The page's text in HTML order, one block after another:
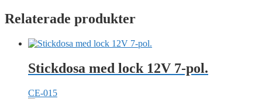
Relaterade produkter
Stickdosa med lock 12V 7-pol.
CE-015